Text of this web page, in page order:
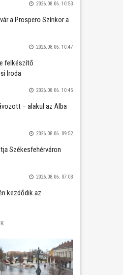
2026.08.06. 10:53
a Prospero Színkör a
2026.08.06. 10:47
felkészítő
Iroda
2026.08.06. 10:45
– alakul az Alba
2026.08.06. 09:52
Székesfehérváron
2026.08.06. 07:03
kezdődik az